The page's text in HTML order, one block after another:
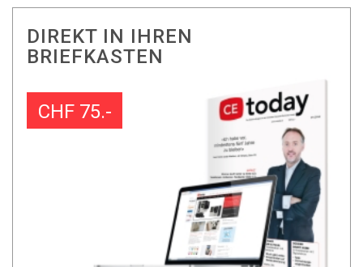
DIREKT IN IHREN
BRIEFKASTEN
CHF 75.-